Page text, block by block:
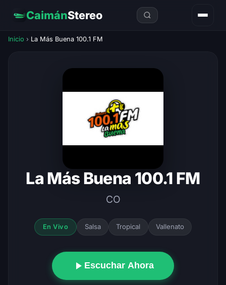
CaimánStereo
Inicio › La Más Buena 100.1 FM
La Más Buena 100.1 FM
CO
En Vivo Salsa Tropical Vallenato
Escuchar Ahora